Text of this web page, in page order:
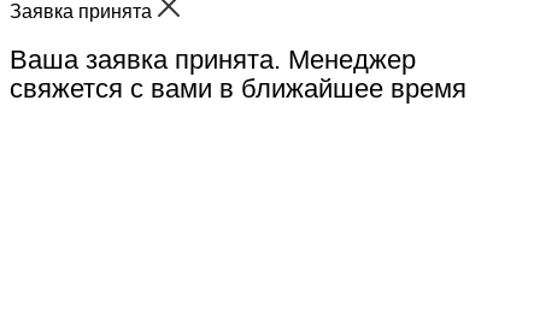
Заявка принята
Ваша заявка принята. Менеджер
свяжется с вами в ближайшее время